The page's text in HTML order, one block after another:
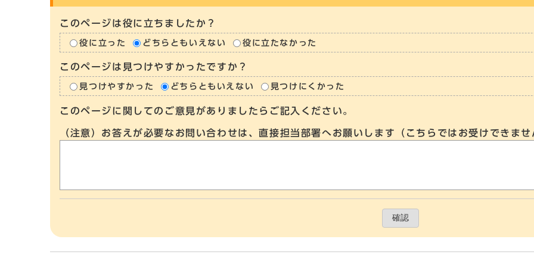
このページは役に立ちましたか？
役に立った どちらともいえない 役に立たなかった
このページは見つけやすかったですか？
見つけやすかった どちらともいえない 見つけにくかった
このページに関してのご意見がありましたらご記入ください。
（注意）お答えが必要なお問い合わせは、直接担当部署へお願いします（こちらではお受けできま
確認